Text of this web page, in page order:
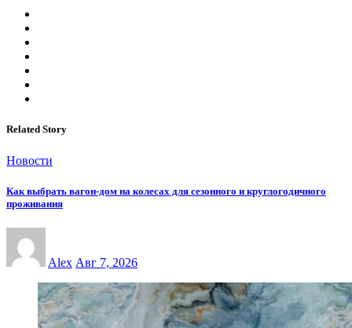
Related Story
Новости
Как выбрать вагон-дом на колесах для сезонного и круглогодичного
проживания
Alex Авг 7, 2026